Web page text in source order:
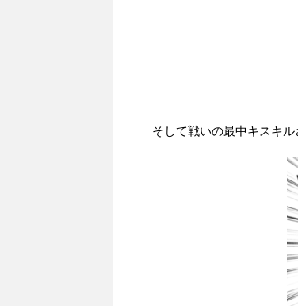
そして戦いの最中キスキ